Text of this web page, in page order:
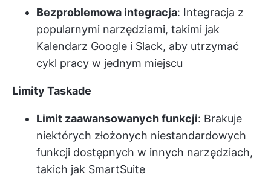
Bezproblemowa integracja: Integracja z
popularnymi narzędziami, takimi jak
Kalendarz Google i Slack, aby utrzymać
cykl pracy w jednym miejscu
Limity Taskade
Limit zaawansowanych funkcji: Brakuje
niektórych złożonych niestandardowych
funkcji dostępnych w innych narzędziach,
takich jak SmartSuite